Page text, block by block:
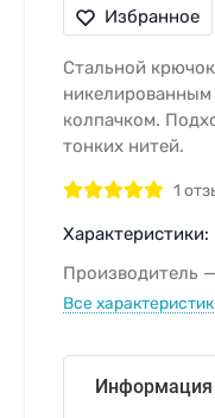
Избранное
Стальной
колпачком.
тонких нитей.
1
Характеристики:
Производитель
Все
Информация